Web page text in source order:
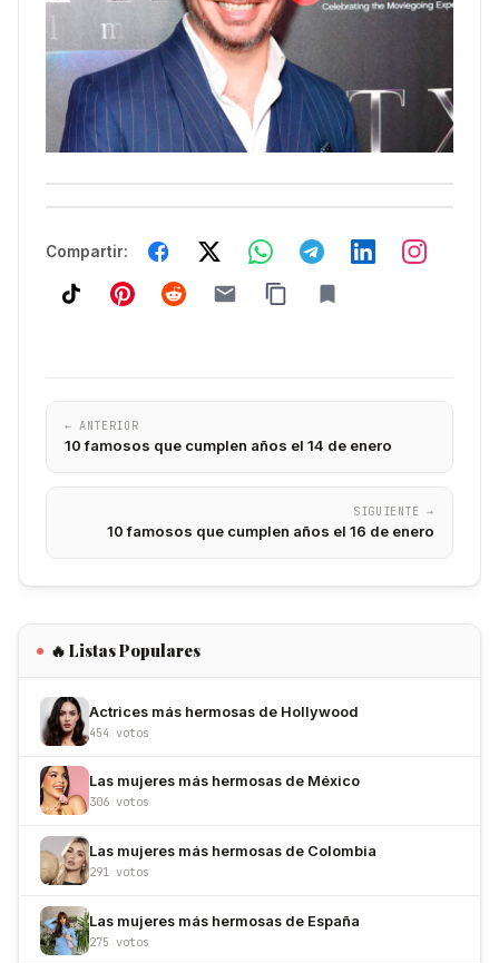
Compartir:
← ANTERIOR
10 famosos que cumplen años el 14 de enero
SIGUIENTE →
10 famosos que cumplen años el 16 de enero
🔥 Listas Populares
Actrices más hermosas de Hollywood
454 votos
Las mujeres más hermosas de México
306 votos
Las mujeres más hermosas de Colombia
291 votos
Las mujeres más hermosas de España
275 votos